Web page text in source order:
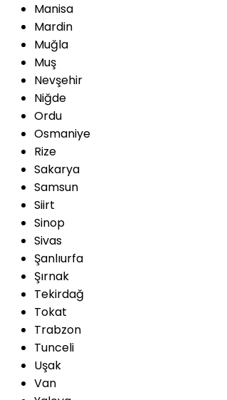
Manisa
Mardin
Muğla
Muş
Nevşehir
Niğde
Ordu
Osmaniye
Rize
Sakarya
Samsun
Siirt
Sinop
Sivas
Şanlıurfa
Şırnak
Tekirdağ
Tokat
Trabzon
Tunceli
Uşak
Van